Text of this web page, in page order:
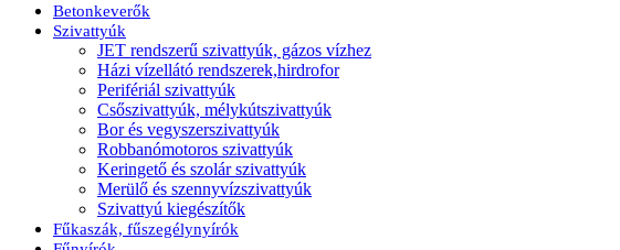
Betonkeverők
Szivattyúk
JET rendszerű szivattyúk, gázos vízhez
Házi vízellátó rendszerek,hirdrofor
Perifériál szivattyúk
Csőszivattyúk, mélykútszivattyúk
Bor és vegyszerszivattyúk
Robbanómotoros szivattyúk
Keringető és szolár szivattyúk
Merülő és szennyvízszivattyúk
Szivattyú kiegészítők
Fűkaszák, fűszegélynyírók